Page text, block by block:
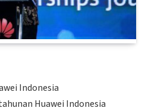
Indonesia
Huawei Indonesia